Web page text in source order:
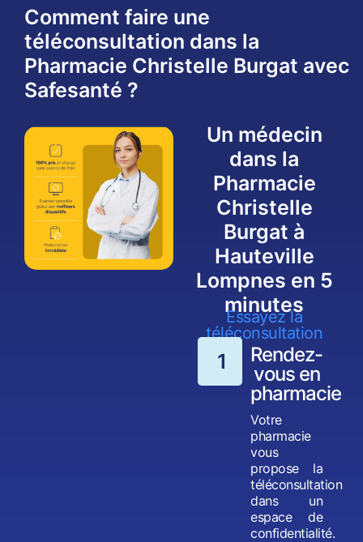
Comment faire une
téléconsultation dans la
Pharmacie Christelle Burgat avec
Safesanté ?
Un médecin
dans la
Pharmacie
Christelle
Burgat à
Hauteville
Lompnes en 5
minutes
Essayez la
téléconsultation
1
Rendez-
vous en
pharmacie
Votre
pharmacie
vous
propose la
téléconsultation
dans un
espace de
confidentialité.